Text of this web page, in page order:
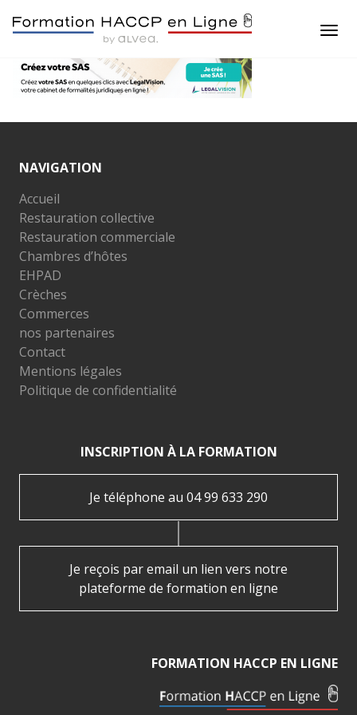
NAVIGATION
Accueil
Restauration collective
Restauration commerciale
Chambres d’hôtes
EHPAD
Crèches
Commerces
nos partenaires
Contact
Mentions légales
Politique de confidentialité
INSCRIPTION À LA FORMATION
Je téléphone au 04 99 633 290
Je reçois par email un lien vers notre
plateforme de formation en ligne
FORMATION HACCP EN LIGNE